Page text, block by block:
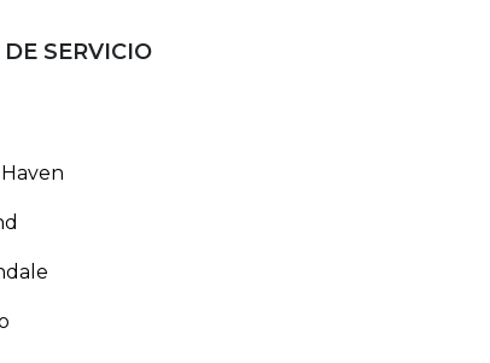
SERVICIO